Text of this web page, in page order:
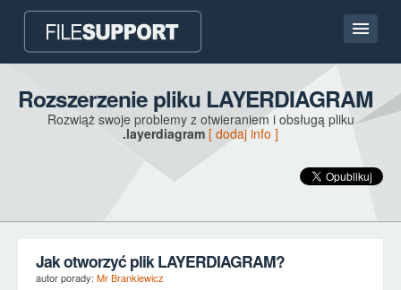
Kontakt
Rozszerzenie pliku LAYERDIAGRAM
Rozwiąż swoje problemy z otwieraniem i obsługą pliku
.layerdiagram [ dodaj info ]
Jak otworzyć plik LAYERDIAGRAM?
autor porady: Mr Brankiewicz